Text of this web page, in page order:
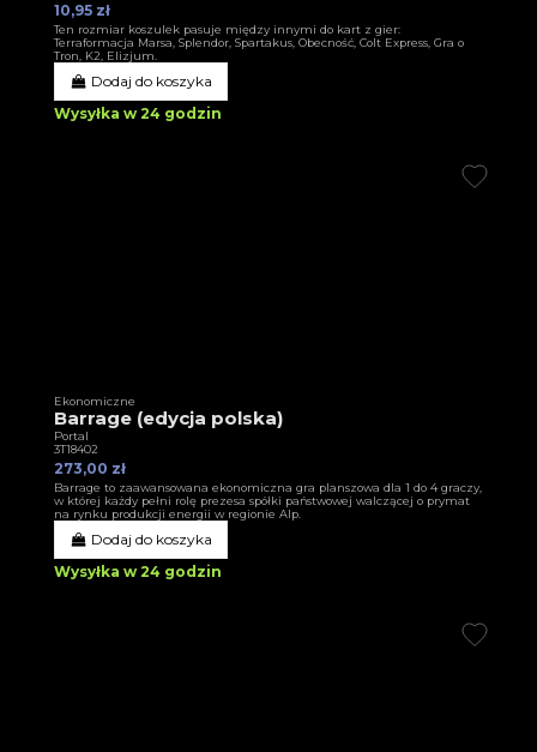
10,95 zł
Ten rozmiar koszulek pasuje między innymi do kart z gier:
Terraformacja Marsa, Splendor, Spartakus, Obecność, Colt Express, Gra o
Tron, K2, Elizjum.
Dodaj do koszyka
Wysyłka w 24 godzin
Ekonomiczne
Barrage (edycja polska)
Portal
3T18402
273,00 zł
Barrage to zaawansowana ekonomiczna gra planszowa dla 1 do 4 graczy,
w której każdy pełni rolę prezesa spółki państwowej walczącej o prymat
na rynku produkcji energii w regionie Alp.
Dodaj do koszyka
Wysyłka w 24 godzin